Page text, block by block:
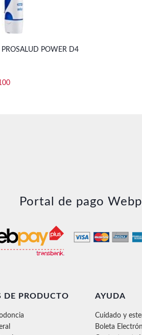
PROSALUD POWER D4
Portal de pago
DE PRODUCTO AYUDA
Cuidado y
Boleta